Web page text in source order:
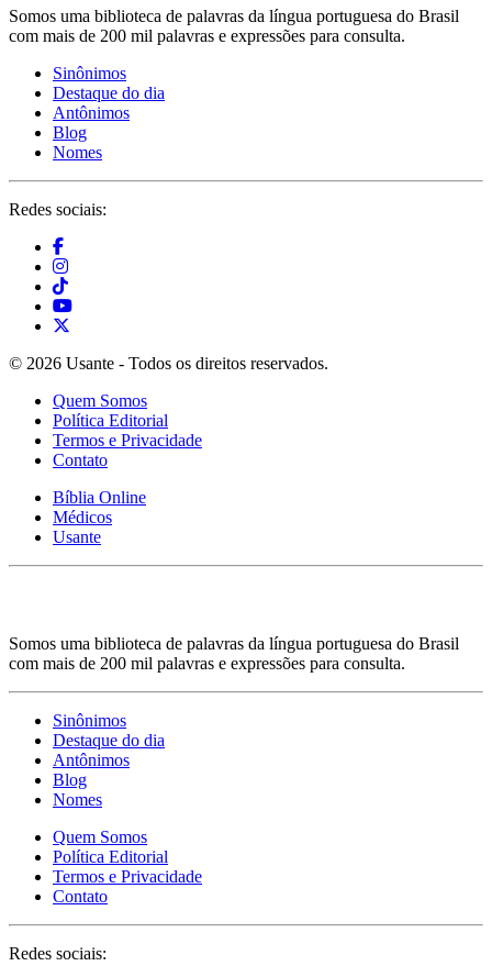
Somos uma biblioteca de palavras da língua portuguesa do Brasil
com mais de 200 mil palavras e expressões para consulta.
Sinônimos
Destaque do dia
Antônimos
Blog
Nomes
Redes sociais:
© 2026 Usante - Todos os direitos reservados.
Quem Somos
Política Editorial
Termos e Privacidade
Contato
Bíblia Online
Médicos
Usante
Somos uma biblioteca de palavras da língua portuguesa do Brasil
com mais de 200 mil palavras e expressões para consulta.
Sinônimos
Destaque do dia
Antônimos
Blog
Nomes
Quem Somos
Política Editorial
Termos e Privacidade
Contato
Redes sociais: